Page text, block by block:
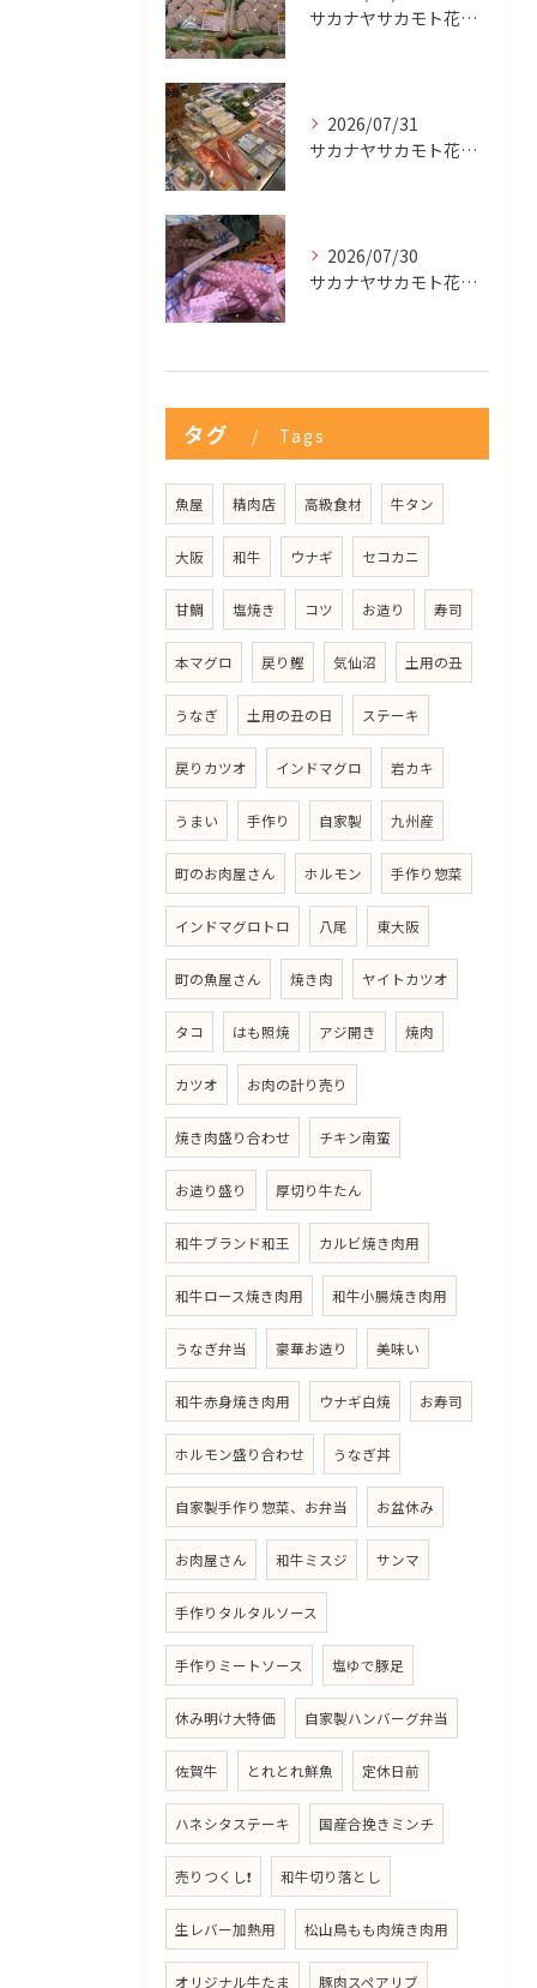
サカナヤサカモト花園店
2026/07/31
サカナヤサカモト花園店
2026/07/30
サカナヤサカモト花園店
タグ Tags
魚屋 精肉店 高級食材 牛タン
大阪 和牛 ウナギ セコカニ
甘鯛 塩焼き コツ お造り 寿司
本マグロ 戻り鰹 気仙沼 土用の丑
うなぎ 土用の丑の日 ステーキ
戻りカツオ インドマグロ 岩カキ
うまい 手作り 自家製 九州産
町のお肉屋さん ホルモン 手作り惣菜
インドマグロトロ 八尾 東大阪
町の魚屋さん 焼き肉 ヤイトカツオ
タコ はも照焼 アジ開き 焼肉
カツオ お肉の計り売り
焼き肉盛り合わせ チキン南蛮
お造り盛り 厚切り牛たん
和牛ブランド和王 カルビ焼き肉用
和牛ロース焼き肉用 和牛小腸焼き肉用
うなぎ弁当 豪華お造り 美味い
和牛赤身焼き肉用 ウナギ白焼 お寿司
ホルモン盛り合わせ うなぎ丼
自家製手作り惣菜、お弁当 お盆休み
お肉屋さん 和牛ミスジ サンマ
手作りタルタルソース
手作りミートソース 塩ゆで豚足
休み明け大特価 自家製ハンバーグ弁当
佐賀牛 とれとれ鮮魚 定休日前
ハネシタステーキ 国産合挽きミンチ
売りつくし❗ 和牛切り落とし
生レバー加熱用 松山鳥もも肉焼き肉用
オリジナル牛たま 豚肉スペアリブ